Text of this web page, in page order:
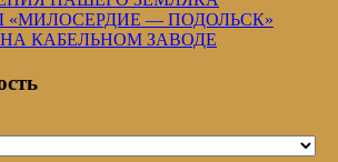
«МИЛОСЕРДИЕ — ПОДОЛЬСК»
КАБЕЛЬНОМ ЗАВОДЕ